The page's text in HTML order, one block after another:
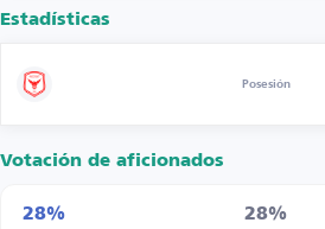
Estadísticas
Posesión
Votación de aficionados
28% 28%